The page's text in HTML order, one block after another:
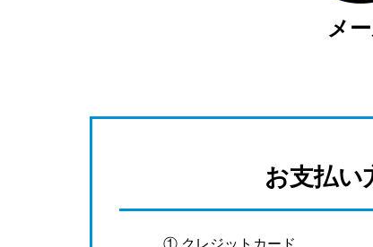
メ
お支払い
① クレジットカード